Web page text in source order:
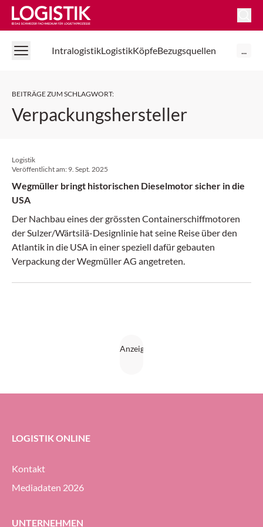
Logistik Online
IntralogistikLogistikKöpfeBezugsquellen ...
BEITRÄGE ZUM SCHLAGWORT:
Verpackungshersteller
Logistik
Veröffentlicht am: 9. Sept. 2025
Wegmüller bringt historischen Dieselmotor sicher in die
USA
Der Nachbau eines der grössten Containerschiffmotoren
der Sulzer/Wärtsilä-Designlinie hat seine Reise über den
Atlantik in die USA in einer speziell dafür gebauten
Verpackung der Wegmüller AG angetreten.
LOGISTIK ONLINE
Kontakt
Mediadaten 2026
UNTERNEHMEN